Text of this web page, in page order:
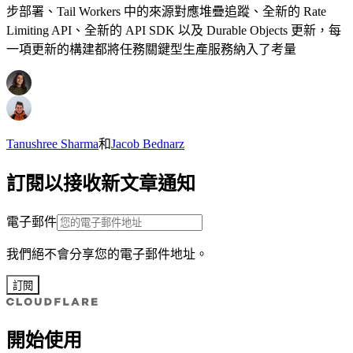
步部署、Tail Workers 中的來源對應堆疊追蹤、全新的 Rate
Limiting API、全新的 API SDK 以及 Durable Objects 更新，每
一項更新的構建都將任務關鍵型生產服務納入了考量
Tanushree Sharma和Jacob Bednarz
訂閱以接收新文章通知
電子郵件
我們絕不會分享您的電子郵件地址。
訂閱
開始使用